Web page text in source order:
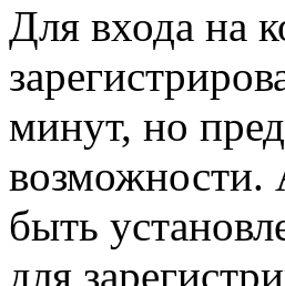
Для входа на
минут, но
возможности.
быть
для